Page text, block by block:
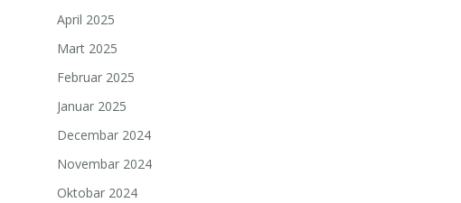
April 2025
Mart 2025
Februar 2025
Januar 2025
Decembar 2024
Novembar 2024
Oktobar 2024